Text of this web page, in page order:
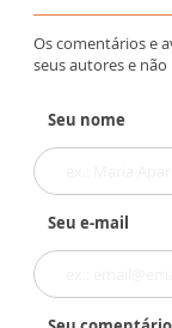
Os comentários e
seus autores e
Seu nome
Seu e-mail